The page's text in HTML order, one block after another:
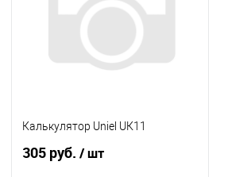
В избранное
В наличии
Калькулятор Uniel UК11
305 руб./ шт